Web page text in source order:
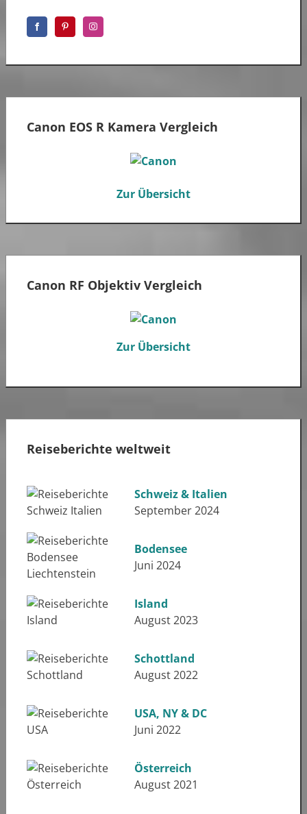
Canon EOS R Kamera Vergleich
Zur Übersicht
Canon RF Objektiv Vergleich
Zur Übersicht
Reiseberichte weltweit
Schweiz & Italien
September 2024
Bodensee
Juni 2024
Island
August 2023
Schottland
August 2022
USA, NY & DC
Juni 2022
Österreich
August 2021